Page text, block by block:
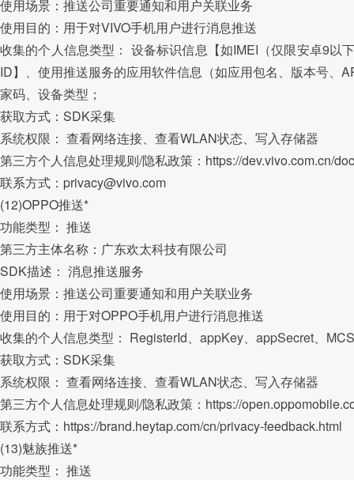
使用场景：推送公司重要通知和用户关联业务
使用目的：用于对VIVO手机用户进行消息推送
收集的个人信息类型： 设备标识信息【如IMEI（仅限安卓9
ID】、使用推送服务的应用软件信息（如应用包名、版本号、
家码、设备类型；
获取方式：SDK采集
系统权限： 查看网络连接、查看WLAN状态、写入存储器
第三方个人信息处理规则/隐私政策：https://dev.vivo.com.cn/
联系方式：privacy@vivo.com
(12)OPPO推送*
功能类型： 推送
第三方主体名称：广东欢太科技有限公司
SDK描述： 消息推送服务
使用场景：推送公司重要通知和用户关联业务
使用目的：用于对OPPO手机用户进行消息推送
收集的个人信息类型： RegisterId、appKey、appSecret、
获取方式：SDK采集
系统权限： 查看网络连接、查看WLAN状态、写入存储器
第三方个人信息处理规则/隐私政策：https://
联系方式：https://brand.heytap.com/cn/privacy-feedback.html
(13)魅族推送*
功能类型： 推送